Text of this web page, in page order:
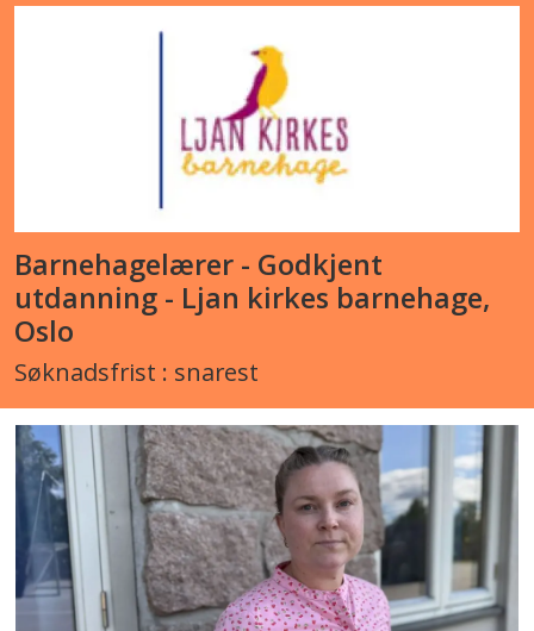
Barnehagelærer - Godkjent
utdanning - Ljan kirkes barnehage,
Oslo
Søknadsfrist : snarest